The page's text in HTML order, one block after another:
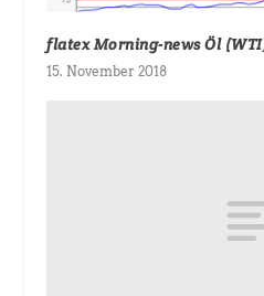
flatex Morning-news Öl
15. November 2018